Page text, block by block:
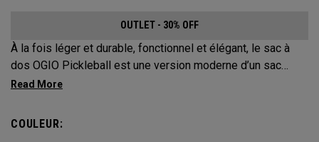
OUTLET - 30% OFF
À la fois léger et durable, fonctionnel et élégant, le sac à
dos OGIO Pickleball est une version moderne d’un sac
classique. Ce sac à dos extrêmement confortable protège
s’accroche à la clôture du terrain pour accéder facilement à
COULEUR: